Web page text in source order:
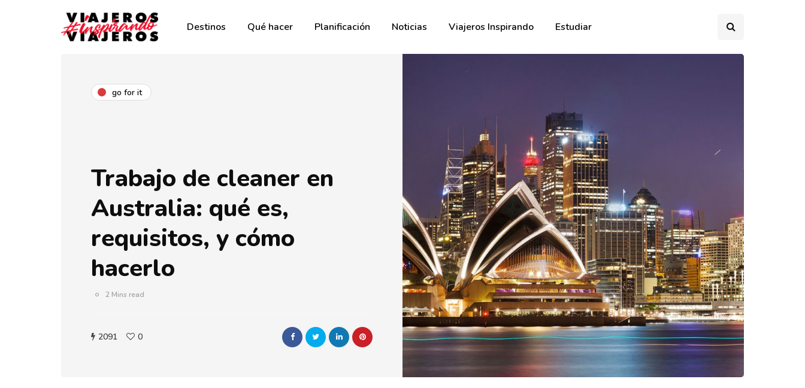
Destinos Qué hacer Planificación Noticias Viajeros Inspirando Estudiar
go for it
Trabajo de cleaner en
Australia: qué es,
requisitos, y cómo
hacerlo
2 Mins read
2091 0